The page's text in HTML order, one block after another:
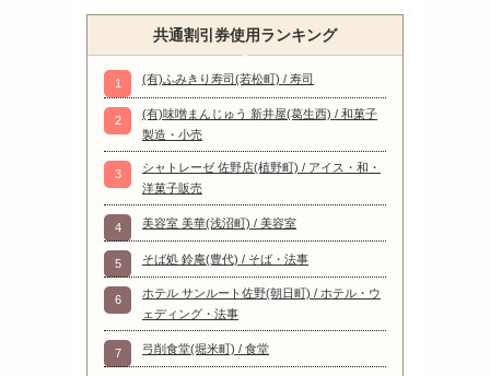
共通割引券使用ランキング
1 (有)ふみきり寿司(若松町) / 寿司
2
(有)味噌まんじゅう 新井屋(葛生西) / 和菓子
製造・小売
3
シャトレーゼ 佐野店(植野町) / アイス・和・
洋菓子販売
4 美容室 美華(浅沼町) / 美容室
5 そば処 鈴庵(豊代) / そば・法事
6
ホテル サンルート佐野(朝日町) / ホテル・ウ
ェディング・法事
7 弓削食堂(堀米町) / 食堂